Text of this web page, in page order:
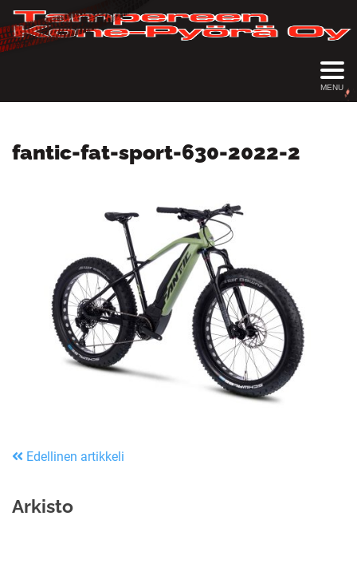
MENU
fantic-fat-sport-630-2022-2
Edellinen artikkeli
Arkisto